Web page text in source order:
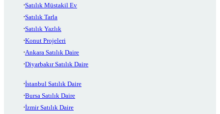
Satılık Müstakil Ev
Satılık Tarla
Satılık Yazlık
Konut Projeleri
Ankara Satılık Daire
Diyarbakır Satılık Daire
İstanbul Satılık Daire
Bursa Satılık Daire
İzmir Satılık Daire